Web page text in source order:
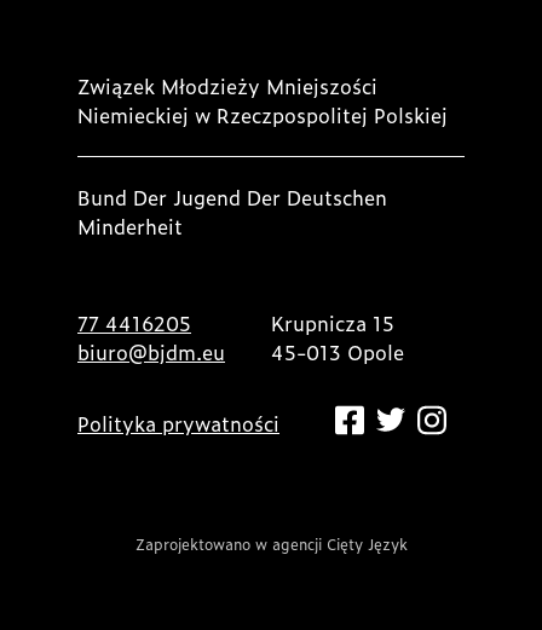
Związek Młodzieży Mniejszości
Niemieckiej w Rzeczpospolitej Polskiej
Bund Der Jugend Der Deutschen
Minderheit
77 4416205
biuro@bjdm.eu
Krupnicza 15
45-013 Opole
Polityka prywatności
Zaprojektowano w agencji Cięty Język